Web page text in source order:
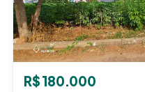
R$ 180.000